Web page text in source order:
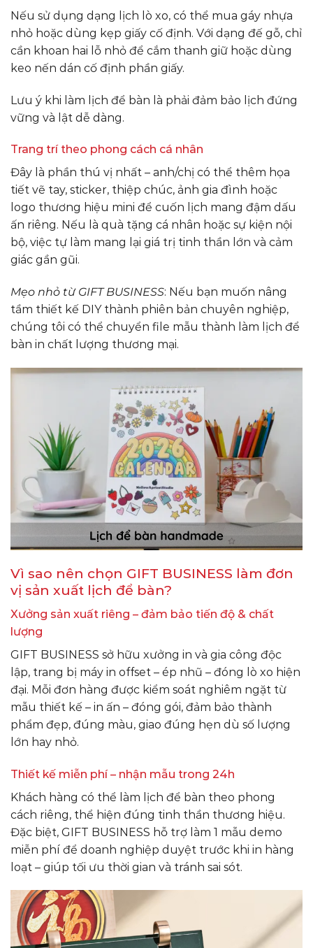
Nếu sử dụng dạng lịch lò xo, có thể mua gáy nhựa
nhỏ hoặc dùng kẹp giấy cố định. Với dạng đế gỗ, chỉ
cần khoan hai lỗ nhỏ để cắm thanh giữ hoặc dùng
keo nến dán cố định phần giấy.
Lưu ý khi làm lịch để bàn là phải đảm bảo lịch đứng
vững và lật dễ dàng.
Trang trí theo phong cách cá nhân
Đây là phần thú vị nhất – anh/chị có thể thêm họa
tiết vẽ tay, sticker, thiệp chúc, ảnh gia đình hoặc
logo thương hiệu mini để cuốn lịch mang đậm dấu
ấn riêng. Nếu là quà tặng cá nhân hoặc sự kiện nội
bộ, việc tự làm mang lại giá trị tinh thần lớn và cảm
giác gần gũi.
Mẹo nhỏ từ GIFT BUSINESS: Nếu bạn muốn nâng
tầm thiết kế DIY thành phiên bản chuyên nghiệp,
chúng tôi có thể chuyển file mẫu thành làm lịch để
bàn in chất lượng thương mại.
Vì sao nên chọn GIFT BUSINESS làm đơn
vị sản xuất lịch để bàn?
Xưởng sản xuất riêng – đảm bảo tiến độ & chất
lượng
GIFT BUSINESS sở hữu xưởng in và gia công độc
lập, trang bị máy in offset – ép nhũ – đóng lò xo hiện
đại. Mỗi đơn hàng được kiểm soát nghiêm ngặt từ
mẫu thiết kế – in ấn – đóng gói, đảm bảo thành
phẩm đẹp, đúng màu, giao đúng hẹn dù số lượng
lớn hay nhỏ.
Thiết kế miễn phí – nhận mẫu trong 24h
Khách hàng có thể làm lịch để bàn theo phong
cách riêng, thể hiện đúng tinh thần thương hiệu.
Đặc biệt, GIFT BUSINESS hỗ trợ làm 1 mẫu demo
miễn phí để doanh nghiệp duyệt trước khi in hàng
loạt – giúp tối ưu thời gian và tránh sai sót.